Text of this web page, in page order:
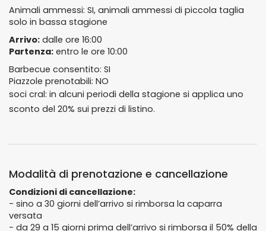
Animali ammessi: SI, animali ammessi di piccola taglia
solo in bassa stagione
Arrivo: dalle ore 16:00
Partenza: entro le ore 10:00
Barbecue consentito: SI
Piazzole prenotabili: NO
soci cral: in alcuni periodi della stagione si applica uno
sconto del 20% sui prezzi di listino.
Modalità di prenotazione e cancellazione
Condizioni di cancellazione:
- sino a 30 giorni dell’arrivo si rimborsa la caparra
versata
- da 29 a 15 giorni prima dell’arrivo si rimborsa il 50% della